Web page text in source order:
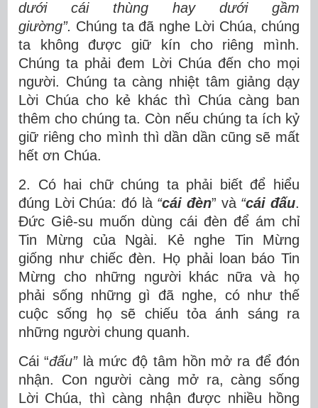
dưới cái thùng hay dưới gầm
giường”. Chúng ta đã nghe Lời Chúa, chúng
ta không được giữ kín cho riêng mình.
Chúng ta phải đem Lời Chúa đến cho mọi
người. Chúng ta càng nhiệt tâm giảng dạy
Lời Chúa cho kẻ khác thì Chúa càng ban
thêm cho chúng ta. Còn nếu chúng ta ích kỷ
giữ riêng cho mình thì dần dần cũng sẽ mất
hết ơn Chúa.
2. Có hai chữ chúng ta phải biết để hiểu
đúng Lời Chúa: đó là “cái đèn” và “cái đấu.
Đức Giê-su muốn dùng cái đèn để ám chỉ
Tin Mừng của Ngài. Kẻ nghe Tin Mừng
giống như chiếc đèn. Họ phải loan báo Tin
Mừng cho những người khác nữa và họ
phải sống những gì đã nghe, có như thế
cuộc sống họ sẽ chiếu tỏa ánh sáng ra
những người chung quanh.
Cái “đấu”là mức độ tâm hồn mở ra để đón
nhận. Con người càng mở ra, càng sống
Lời Chúa, thì càng nhận được nhiều hồng